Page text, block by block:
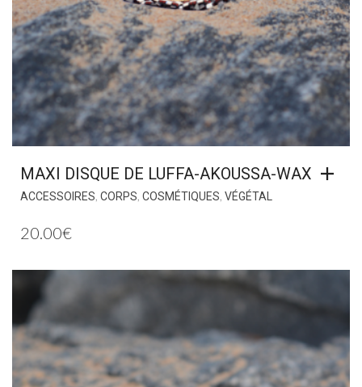
MAXI DISQUE DE LUFFA-AKOUSSA-WAX
ACCESSOIRES, CORPS, COSMÉTIQUES, VÉGÉTAL
20.00€